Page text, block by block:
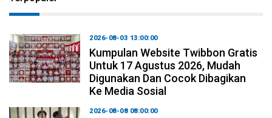
2026-08-03 13:00:00
Kumpulan Website Twibbon Gratis
Untuk 17 Agustus 2026, Mudah
Digunakan Dan Cocok Dibagikan
Ke Media Sosial
2026-08-08 08:00:00